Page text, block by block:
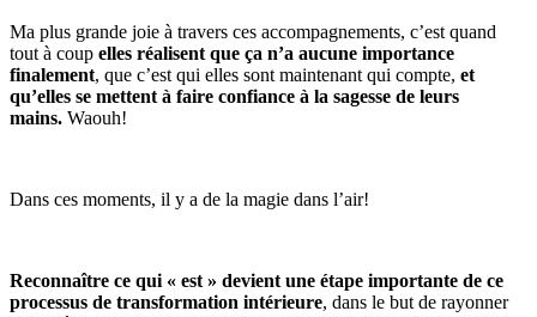
Ma plus grande joie à travers ces accompagnements, c’est quand
tout à coup elles réalisent que ça n’a aucune importance
finalement, que c’est qui elles sont maintenant qui compte, et
qu’elles se mettent à faire confiance à la sagesse de leurs
mains. Waouh!
Dans ces moments, il y a de la magie dans l’air!
Reconnaître ce qui « est » devient une étape importante de ce
processus de transformation intérieure, dans le but de rayonner